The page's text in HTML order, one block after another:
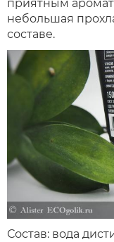
приятным
небольшая
составе.
Состав: вода